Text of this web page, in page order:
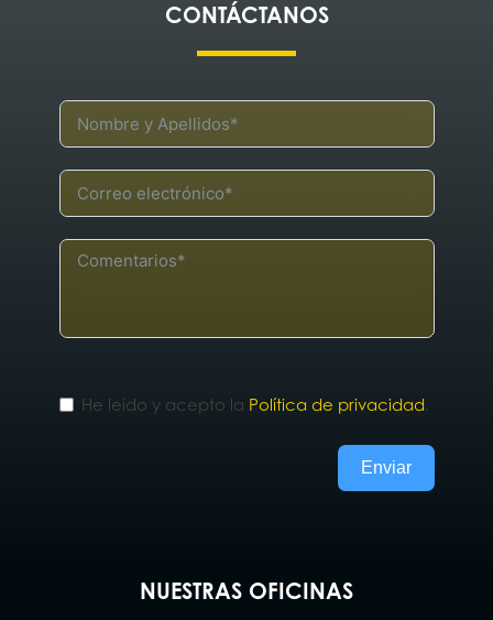
CONTÁCTANOS
He leído y acepto la Política de privacidad.
Enviar
NUESTRAS OFICINAS